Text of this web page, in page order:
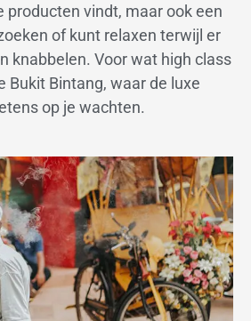
producten vindt, maar ook een
of kunt relaxen terwijl er
knabbelen. Voor wat high class
Bukit Bintang, waar de luxe
op je wachten.